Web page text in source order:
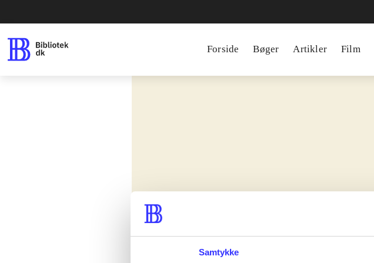
Samtykke
Forside Bøger Artikler Film